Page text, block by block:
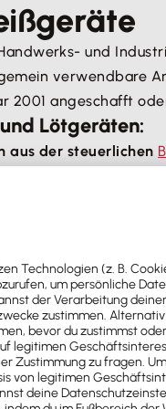
und
verwendbare
2001 angeschafft
Lötgeräten:
aus der steuerlichen
schneller an
der
ist dieRücksprache
Verwende